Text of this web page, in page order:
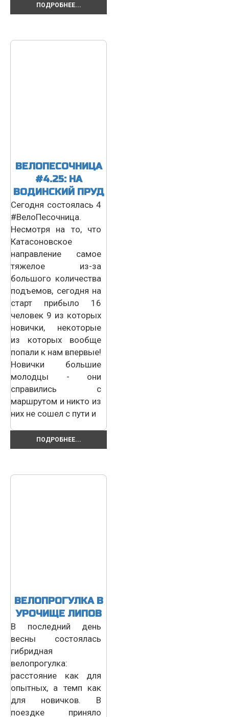
ПОДРОБНЕЕ...
ВЕЛОПЕСОЧНИЦА
#4.25: НА
ВОДИНСКИЙ ПРУД
Сегодня состоялась 4
#ВелоПесочница.
Несмотря на то, что
Катасоновское
направление самое
тяжелое из-за
большого количества
подъемов, сегодня на
старт прибыло 16
человек 9 из которых
новички, некоторые
из которых вообще
попали к нам впервые!
Новички большие
молодцы - они
справились с
маршрутом и никто из
них не сошел с пути и
ПОДРОБНЕЕ...
ВЕЛОПРОГУЛКА В
УРОЧИЩЕ ЛИПОВ
В последний день
весны состоялась
гибридная
велопрогулка:
расстояние как для
опытных, а темп как
для новичков. В
поездке приняло